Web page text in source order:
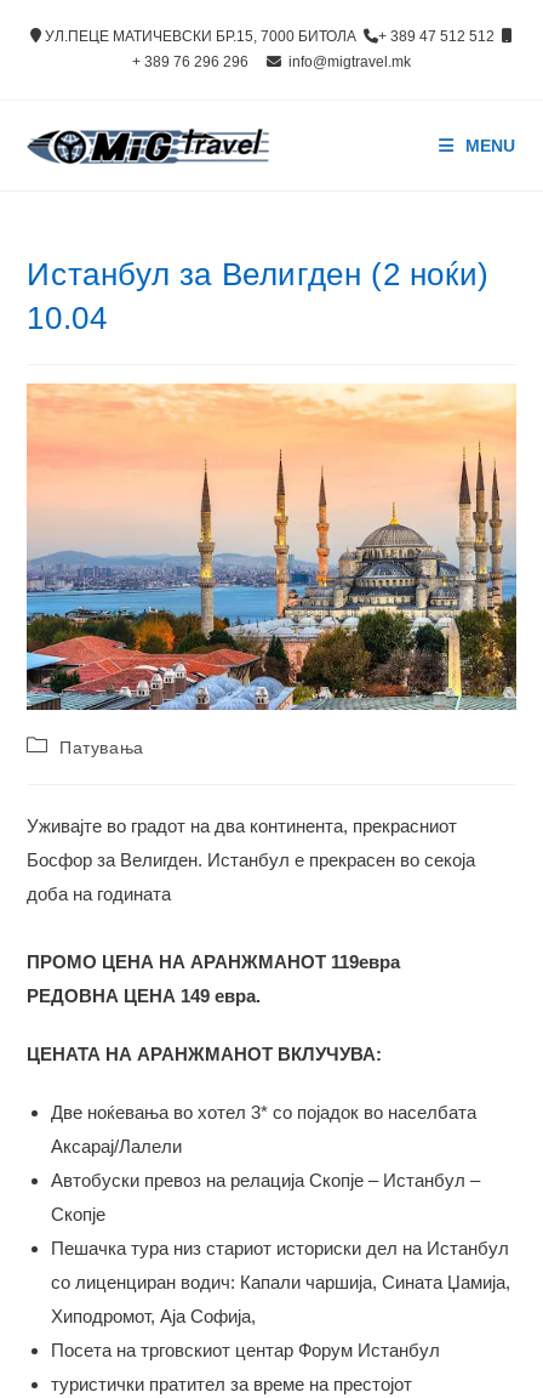
УЛ.ПЕЦЕ МАТИЧЕВСКИ БР.15, 7000 БИТОЛА
+ 389 47 512 512
+ 389 76 296 296
info@migtravel.mk
MENU
Истанбул за Велигден (2 ноќи)
10.04
PostПатувања
Уживајте во градот на два континента, прекрасниот
Босфор за Велигден. Истанбул е прекрасен во секоја
доба на годината
ПРОМО ЦЕНА НА АРАНЖМАНОТ 119евра
РЕДОВНА ЦЕНА 149 евра.
ЦЕНАТА НА АРАНЖМАНОТ ВКЛУЧУВА:
Две ноќевања во хотел 3* со појадок во населбата
Аксарај/Лалели
Автобуски превоз на релација Скопје – Истанбул –
Скопје
Пешачка тура низ стариот историски дел на Истанбул
со лиценциран водич: Капали чаршија, Сината Џамија,
Хиподромот, Аја Софија,
Посета на трговскиот центар Форум Истанбул
туристички пратител за време на престојот